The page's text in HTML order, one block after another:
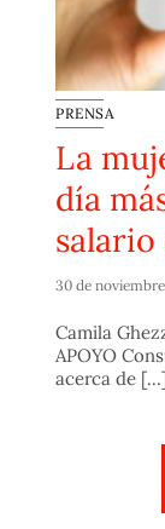
PRENSA
La
día
30 de
Camila
APOYO
acerca de